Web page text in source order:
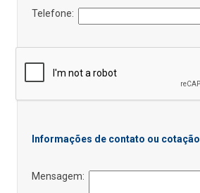
Telefone:
Informações de contato ou cotação
Mensagem: